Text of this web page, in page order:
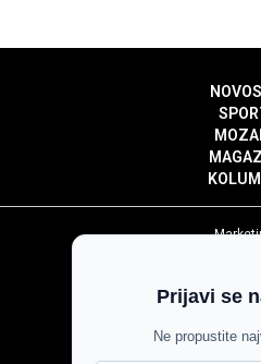
Pravila
Prijavi se
Ne propustite